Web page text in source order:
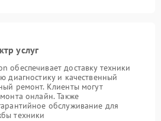
услуг
обеспечивает доставку техники
диагностику и качественный
ремонт. Клиенты могут
онлайн. Также
обслуживание для
техники